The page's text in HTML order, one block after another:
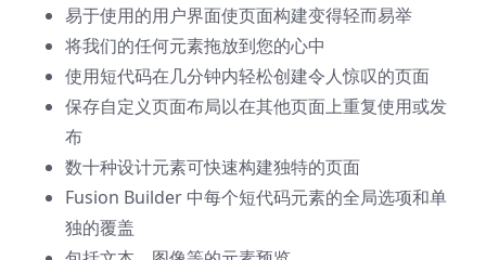
易于使用的用户界面使页面构建变得轻而易举
将我们的任何元素拖放到您的心中
使用短代码在几分钟内轻松创建令人惊叹的页面
保存自定义页面布局以在其他页面上重复使用或发
布
数十种设计元素可快速构建独特的页面
Fusion Builder 中每个短代码元素的全局选项和单
独的覆盖